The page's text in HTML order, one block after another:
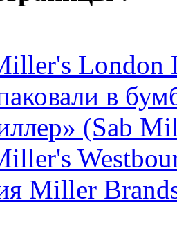
London
в
(Sab
Miller